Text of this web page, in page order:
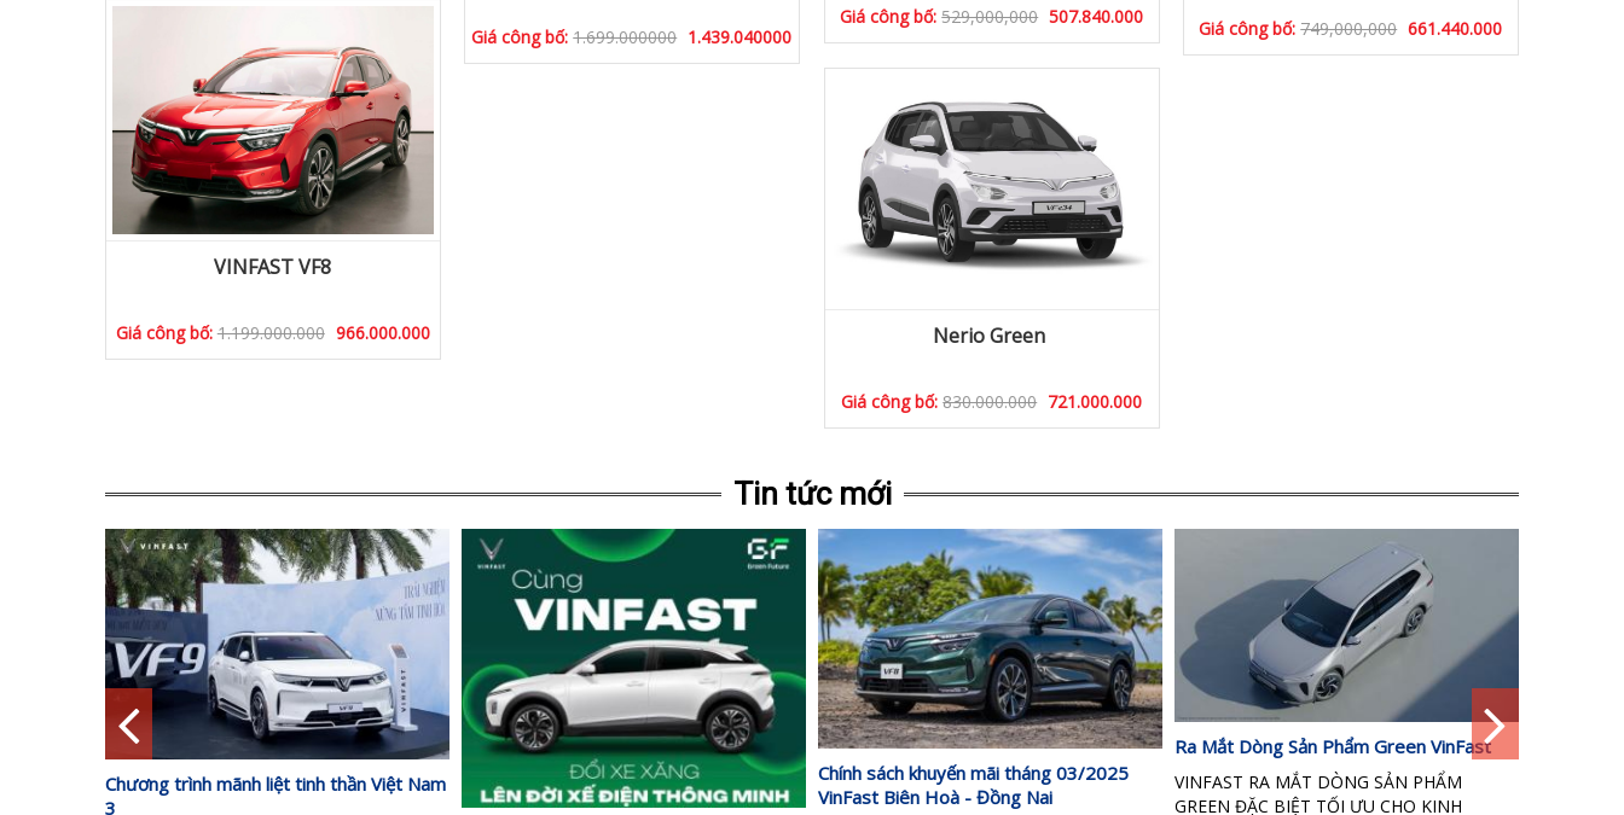
Giá công bố:749,000,000 661.440.000
Giá công bố:529,000,000 507.840.000
Giá công bố:1.699.000000 1.439.040000
VINFAST VF8
Giá công bố:1.199.000.000 966.000.000 Nerio Green
Giá công bố:830.000.000 721.000.000
Tin tức mới
Chương trình mãnh liệt tinh thần Việt Nam
3
Chính sách khuyến mãi tháng 03/2025
VinFast Biên Hoà - Đồng Nai
Ra Mắt Dòng Sản Phẩm Green VinFast
VINFAST RA MẮT DÒNG SẢN PHẨM
GREEN ĐẶC BIỆT TỐI ƯU CHO KINH